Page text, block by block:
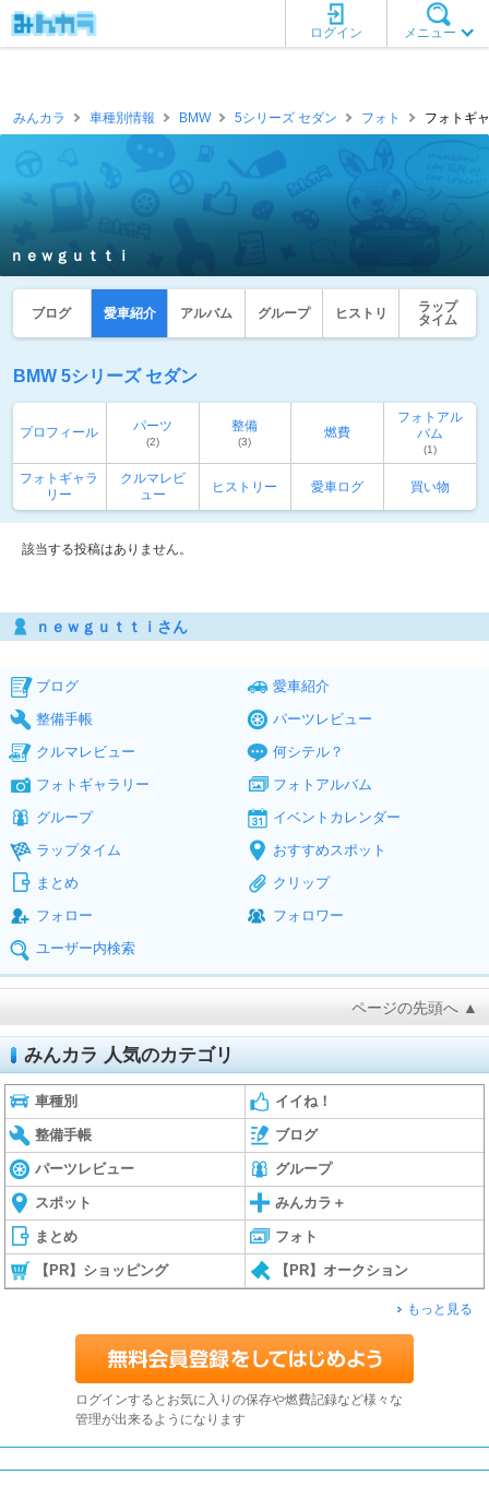
メニュー
ログイン
みんカラ 車種別情報 BMW 5シリーズ セダン フォト フォトギ
ｎｅｗｇｕｔｔｉ
ブログ 愛車紹介 アルバム グループ ヒストリ
ラップ
タイム
BMW 5シリーズ セダン
プロフィール パーツ
(2)
整備
(3)
燃費
フォトアル
バム
(1)
フォトギャラ
リー
クルマレビ
ュー
ヒストリー 愛車ログ 買い物
該当する投稿はありません。
ｎｅｗｇｕｔｔｉさん
ブログ
愛車紹介
整備手帳
パーツレビュー
クルマレビュー
何シテル？
フォトギャラリー
フォトアルバム
グループ
イベントカレンダー
ラップタイム
おすすめスポット
まとめ
クリップ
フォロー
フォロワー
ユーザー内検索
ページの先頭へ ▲
みんカラ 人気のカテゴリ
車種別 イイね！
整備手帳 ブログ
パーツレビュー グループ
スポット みんカラ＋
まとめ フォト
【PR】ショッピング 【PR】オークション
もっと見る
ログインするとお気に入りの保存や燃費記録など様々な
管理が出来るようになります